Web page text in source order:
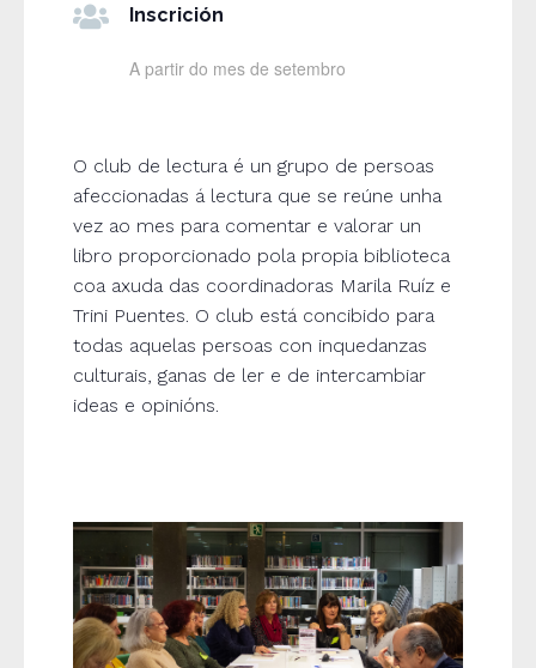
 Inscrición
A partir do mes de setembro
O club de lectura é un grupo de persoas
afeccionadas á lectura que se reúne unha
vez ao mes para comentar e valorar un
libro proporcionado pola propia biblioteca
coa axuda das coordinadoras Marila Ruíz e
Trini Puentes. O club está concibido para
todas aquelas persoas con inquedanzas
culturais, ganas de ler e de intercambiar
ideas e opinións.